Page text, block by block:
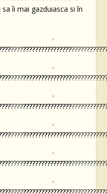
îi mai gazduiasca si în